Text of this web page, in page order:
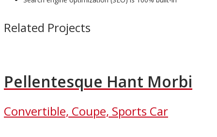
Related Projects
Pellentesque Hant Morbi
Convertible, Coupe, Sports Car